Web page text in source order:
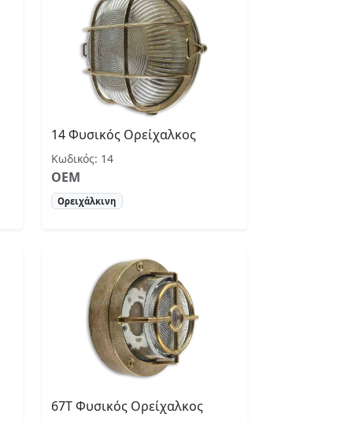
14 Φυσικός Ορείχαλκος
Κωδικός: 14
OEM
Ορειχάλκινη
67Τ Φυσικός Ορείχαλκος